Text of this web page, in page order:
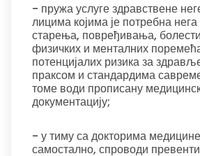
- пружа услуге здравствене
лицима којима је потребна
старења, повређивања,
физичких и менталних
потенцијалих ризика за
праксом и стандардима
томе води прописану
документацију;
- у тиму са докторима
самостално, спроводи